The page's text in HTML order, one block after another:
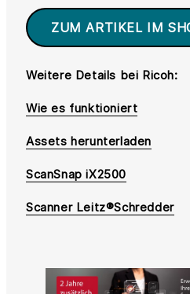
ZUM ARTIKEL IM
Weitere Details bei Ricoh:
Wie es funktioniert
Assets herunterladen
ScanSnap iX2500
Scanner Leitz®Schredder